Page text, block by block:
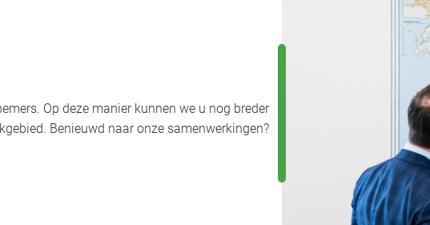
Op deze manier kunnen we u nog breder
Benieuwd naar onze samenwerkingen?